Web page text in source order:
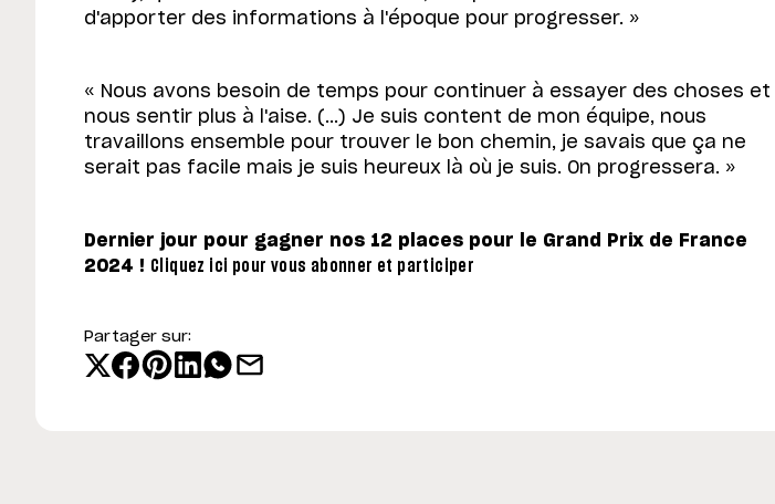
d'apporter des informations à l'époque pour progresser. »
« Nous avons besoin de temps pour continuer à essayer des choses et
nous sentir plus à l'aise. (...) Je suis content de mon équipe, nous
travaillons ensemble pour trouver le bon chemin, je savais que ça ne
serait pas facile mais je suis heureux là où je suis. On progressera. »
Dernier jour pour gagner nos 12 places pour le Grand Prix de France
2024 ! Cliquez ici pour vous abonner et participer
Partager sur: